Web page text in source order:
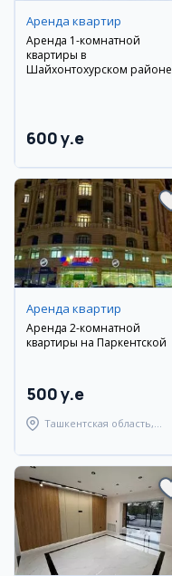
Аренда квартир
Аренда 1-комнатной
квартиры в
Шайхонтохурском районе
600 y.e
Аренда квартир
Аренда 2-комнатной
квартиры на Паркентской
500 y.e
Ташкентская область,